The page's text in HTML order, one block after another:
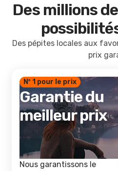
Des millions
Des pépites locales aux
prix
Nº 1 pour le prix
Garantie du
meilleur prix
Nous garantissons le